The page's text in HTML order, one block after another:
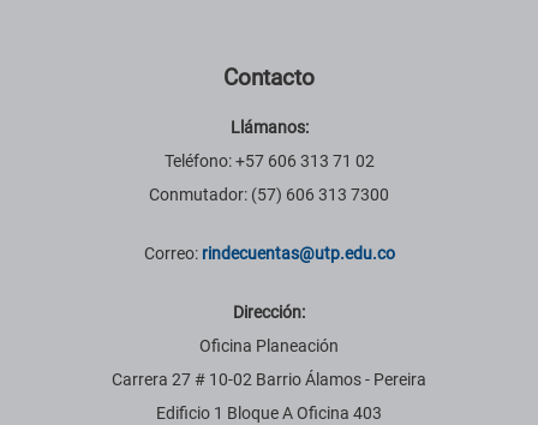
Contacto
Llámanos:
Teléfono: +57 606 313 71 02
Conmutador: (57) 606 313 7300
Correo: rindecuentas@utp.edu.co
Dirección:
Oficina Planeación
Carrera 27 # 10-02 Barrio Álamos - Pereira
Edificio 1 Bloque A Oficina 403